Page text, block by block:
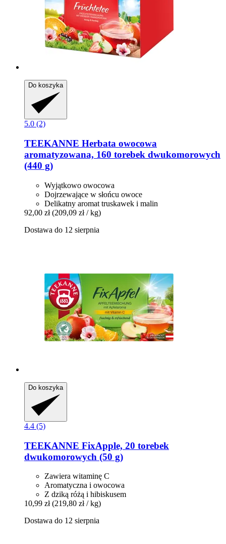
Do koszyka
5.0 (2)
TEEKANNE Herbata owocowa
aromatyzowana, 160 torebek dwukomorowych
(440 g)
Wyjątkowo owocowa
Dojrzewające w słońcu owoce
Delikatny aromat truskawek i malin
92,00 zł (209,09 zł / kg)
Dostawa do 12 sierpnia
Do koszyka
4.4 (5)
TEEKANNE FixApple, 20 torebek
dwukomorowych (50 g)
Zawiera witaminę C
Aromatyczna i owocowa
Z dziką różą i hibiskusem
10,99 zł (219,80 zł / kg)
Dostawa do 12 sierpnia